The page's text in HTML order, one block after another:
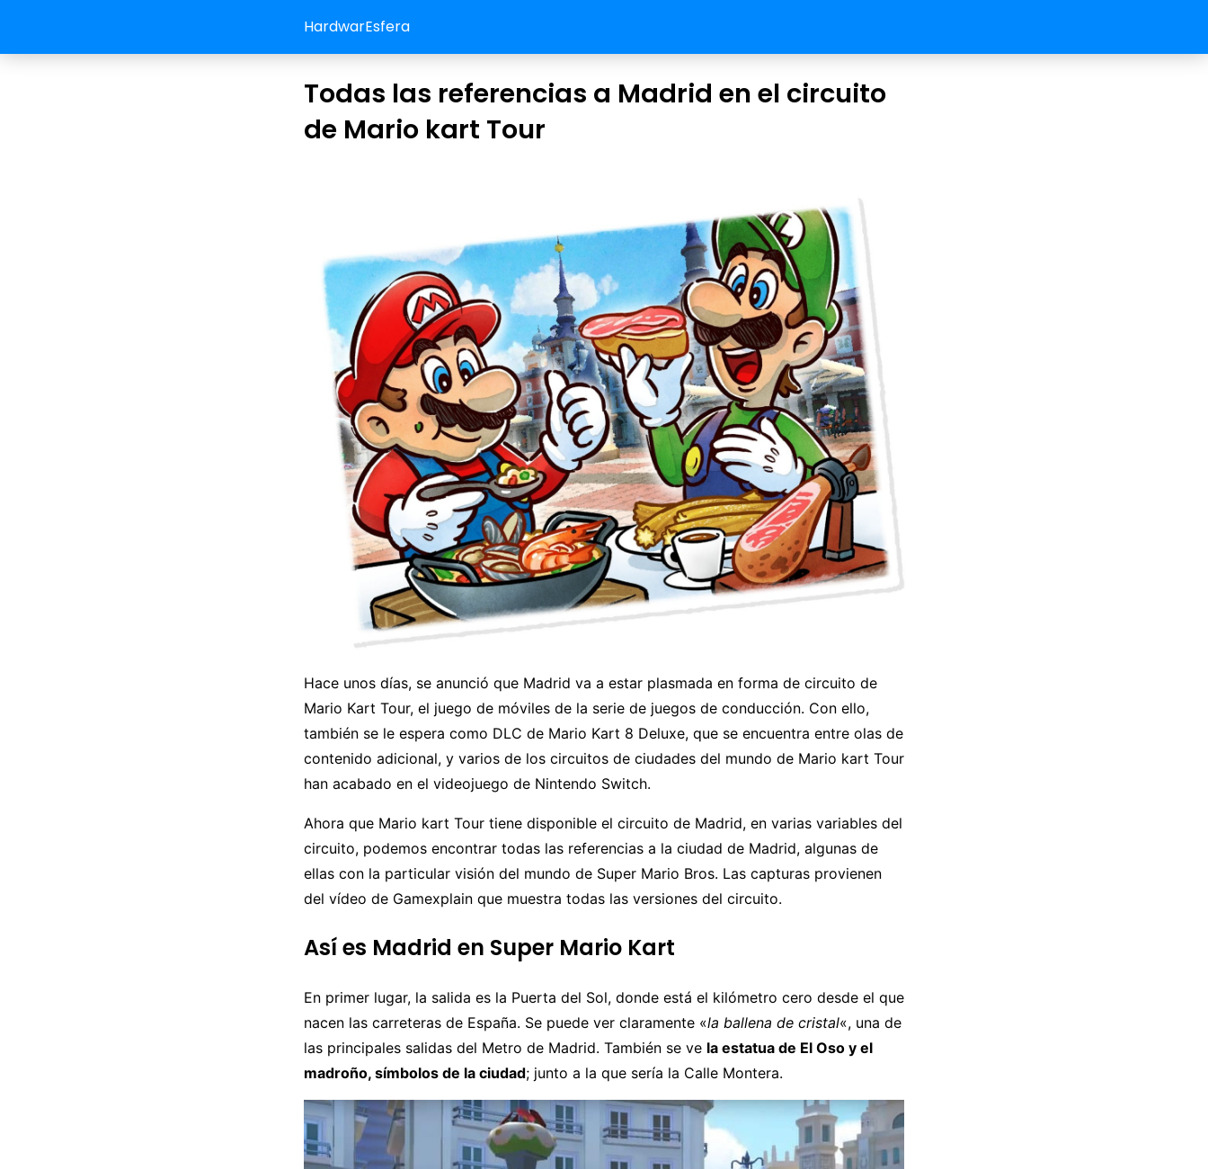
HardwarEsfera
Todas las referencias a Madrid en el circuito
de Mario kart Tour
Hace unos días, se anunció que Madrid va a estar plasmada en forma de circuito de
Mario Kart Tour, el juego de móviles de la serie de juegos de conducción. Con ello,
también se le espera como DLC de Mario Kart 8 Deluxe, que se encuentra entre olas de
contenido adicional, y varios de los circuitos de ciudades del mundo de Mario kart Tour
han acabado en el videojuego de Nintendo Switch.
Ahora que Mario kart Tour tiene disponible el circuito de Madrid, en varias variables del
circuito, podemos encontrar todas las referencias a la ciudad de Madrid, algunas de
ellas con la particular visión del mundo de Super Mario Bros. Las capturas provienen
del vídeo de Gamexplain que muestra todas las versiones del circuito.
Así es Madrid en Super Mario Kart
En primer lugar, la salida es la Puerta del Sol, donde está el kilómetro cero desde el que
nacen las carreteras de España. Se puede ver claramente «la ballena de cristal«, una de
las principales salidas del Metro de Madrid. También se ve la estatua de El Oso y el
madroño, símbolos de la ciudad; junto a la que sería la Calle Montera.